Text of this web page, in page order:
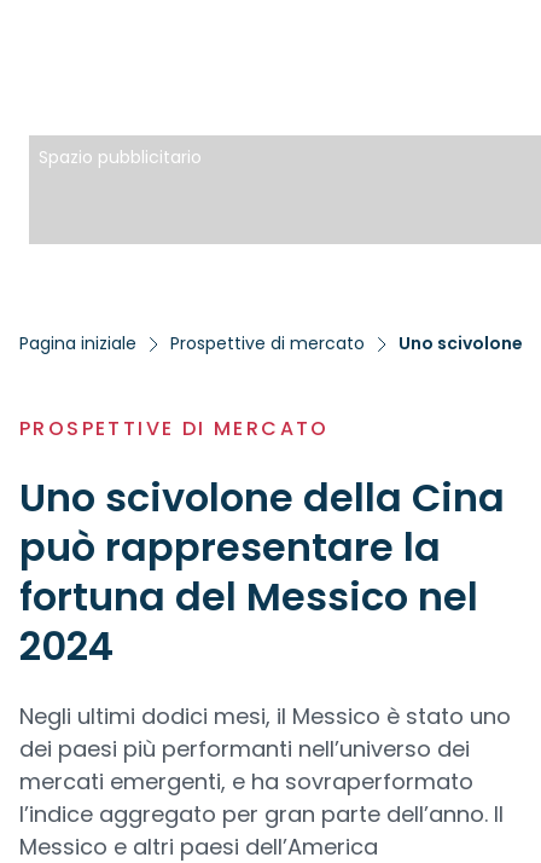
Spazio pubblicitario
Pagina iniziale Prospettive di mercato Uno scivolone
PROSPETTIVE DI MERCATO
Uno scivolone della Cina
può rappresentare la
fortuna del Messico nel
2024
Negli ultimi dodici mesi, il Messico è stato uno
dei paesi più performanti nell’universo dei
mercati emergenti, e ha sovraperformato
l’indice aggregato per gran parte dell’anno. Il
Messico e altri paesi dell’America